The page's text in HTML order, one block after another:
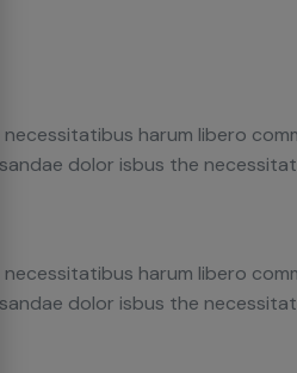
harum libero
dolor isbus the
harum libero
dolor isbus the